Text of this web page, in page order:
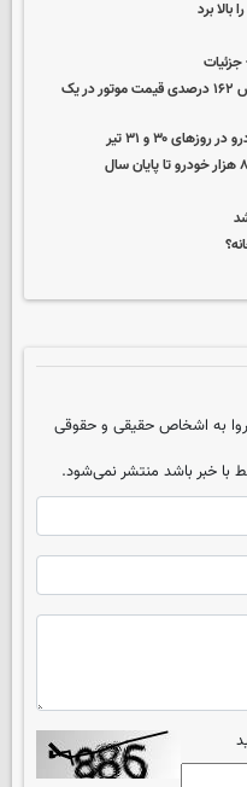
برد
جزئیات
موتورسیکلت از خودرو سبقت گرفت / جهش ۱۶۲ درصدی قیمت موتور در یک
به اشخاص حقیقی و حقوقی
با خبر باشد منتشر نمی‌شود.